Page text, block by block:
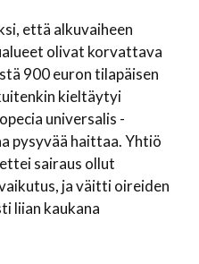
että alkuvaiheen
olivat korvattava
900 euron tilapäisen
kieltäytyi
universalis -
pysyvää haittaa. Yhtiö
sairaus ollut
ja väitti oireiden
liian kaukana